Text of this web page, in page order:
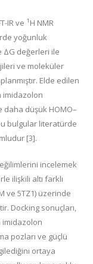
IR ve 1 H NMR
yoğunluk
ΔG değerleri ile
ve moleküler
Elde edilen
imidazolon
daha düşük HOMO–
bulgular literatürde
[3].
incelemek
ilişkili altı farklı
ve 5TZ1) üzerinde
Docking sonuçları,
imidazolon
pozları ve güçlü
ortaya